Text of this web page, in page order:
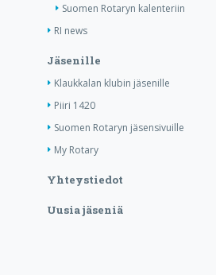
Suomen Rotaryn kalenteriin
RI news
Jäsenille
Klaukkalan klubin jäsenille
Piiri 1420
Suomen Rotaryn jäsensivuille
My Rotary
Yhteystiedot
Uusia jäseniä